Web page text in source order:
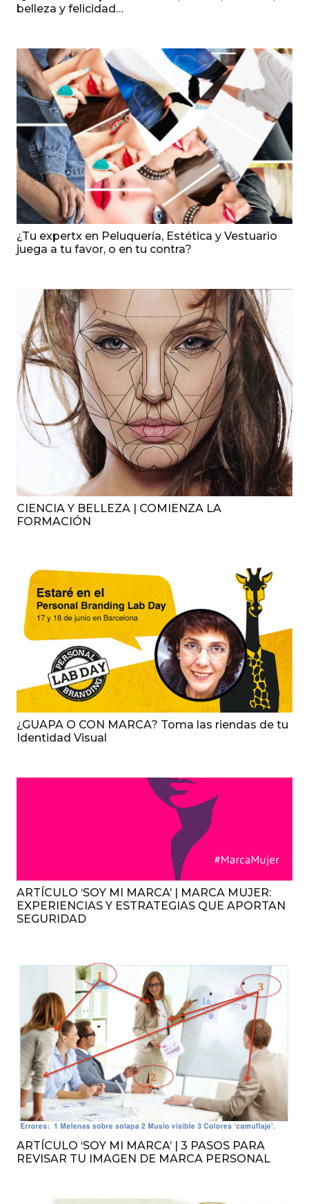
belleza y felicidad…
¿Tu expertx en Peluquería, Estética y Vestuario
juega a tu favor, o en tu contra?
CIENCIA Y BELLEZA | COMIENZA LA
FORMACIÓN
¿GUAPA O CON MARCA? Toma las riendas de tu
Identidad Visual
ARTÍCULO ‘SOY MI MARCA’ | MARCA MUJER:
EXPERIENCIAS Y ESTRATEGIAS QUE APORTAN
SEGURIDAD
ARTÍCULO ‘SOY MI MARCA’ | 3 PASOS PARA
REVISAR TU IMAGEN DE MARCA PERSONAL